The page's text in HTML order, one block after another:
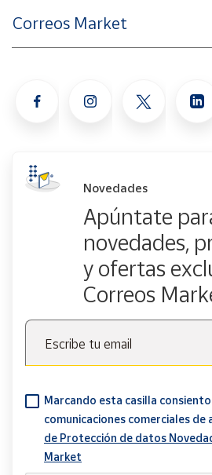
Correos Market
Novedades
Apúntate
novedades,
y ofertas
Correos
Escribe tu email
Marcando esta casilla
comunicaciones comerciales de
de Protección de datos
Market